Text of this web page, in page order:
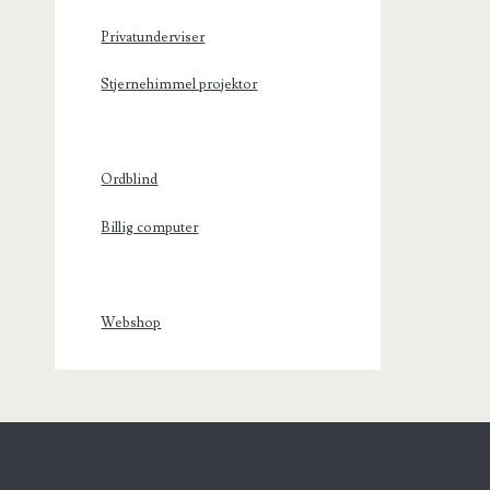
Privatunderviser
Stjernehimmel projektor
Ordblind
Billig computer
Webshop